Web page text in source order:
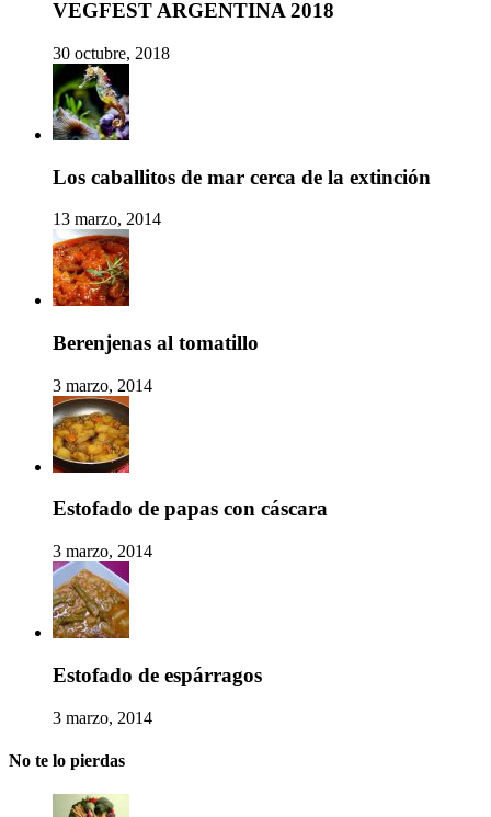
VEGFEST ARGENTINA 2018
30 octubre, 2018
Los caballitos de mar cerca de la extinción
13 marzo, 2014
Berenjenas al tomatillo
3 marzo, 2014
Estofado de papas con cáscara
3 marzo, 2014
Estofado de espárragos
3 marzo, 2014
No te lo pierdas